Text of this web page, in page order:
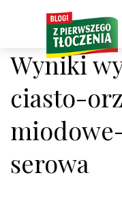
Wyniki
ciasto-
serowa